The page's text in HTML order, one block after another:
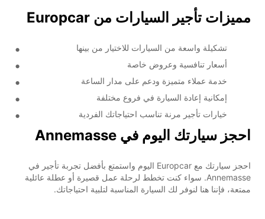
مميزات تأجير السيارات من Europcar
تشكيلة واسعة من السيارات للاختيار من بينها
أسعار تنافسية وعروض خاصة
خدمة عملاء متميزة ودعم على مدار الساعة
إمكانية إعادة السيارة في فروع مختلفة
خيارات تأجير مرنة تناسب احتياجاتك الفردية
احجز سيارتك اليوم في Annemasse
احجز سيارتك مع Europcar اليوم واستمتع بأفضل تجربة تأجير في
Annemasse. سواء كنت تخطط لرحلة عمل قصيرة أو عطلة عائلية
ممتعة، فإننا هنا لنوفر لك السيارة المناسبة لتلبية احتياجاتك.